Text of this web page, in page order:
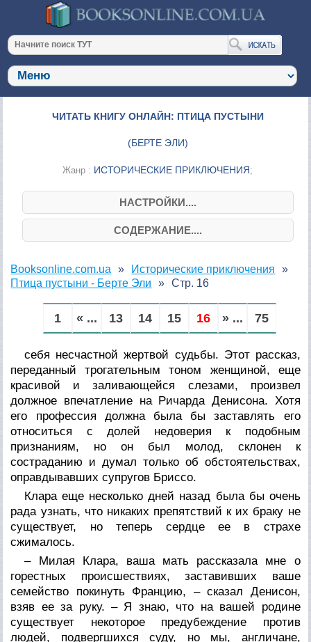
ЧИТАТЬ КНИГУ ОНЛАЙН: ПТИЦА ПУСТЫНИ
(БЕРТЕ ЭЛИ)
Жанр : ИСТОРИЧЕСКИЕ ПРИКЛЮЧЕНИЯ;
НАСТРОЙКИ....
СОДЕРЖАНИЕ....
Booksonline.com.ua
Исторические приключения
Птица пустыни - Берте Эли
Стр. 16
1 « ... 13 14 15 16 » ... 75
себя несчастной жертвой судьбы. Этот рассказ,
переданный трогательным тоном женщиной, еще
красивой и заливающейся слезами, произвел
должное впечатление на Ричарда Денисона. Хотя
его профессия должна была бы заставлять его
относиться с долей недоверия к подобным
признаниям, но он был молод, склонен к
состраданию и думал только об обстоятельствах,
оправдывавших супругов Бриссо.
Клара еще несколько дней назад была бы очень
рада узнать, что никаких препятствий к их браку не
существует, но теперь сердце ее в страхе
сжималось.
– Милая Клара, ваша мать рассказала мне о
горестных происшествиях, заставивших ваше
семейство покинуть Францию, – сказал Денисон,
взяв ее за руку. – Я знаю, что на вашей родине
существует некоторое предубеждение против
людей, подвергшихся суду, но мы, англичане,